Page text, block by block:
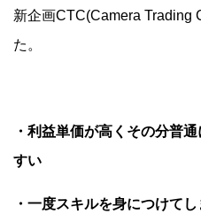
新企画CTC(Camera Trading
た。
・利益単価が高くその分普
すい
・一度スキルを身につけて